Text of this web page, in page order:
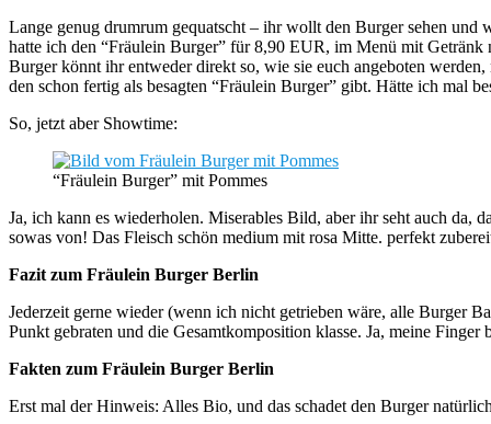
Lange genug drumrum gequatscht – ihr wollt den Burger sehen
hatte ich den “Fräulein Burger” für 8,90 EUR, im Menü mit Getränk
Burger könnt ihr entweder direkt so, wie sie euch angeboten
den schon fertig als besagten “Fräulein Burger” gibt. Hätte ich mal
So, jetzt aber Showtime:
“Fräulein Burger” mit Pommes
Ja, ich kann es wiederholen. Miserables Bild, aber ihr seht auch da,
sowas von! Das Fleisch schön medium mit rosa Mitte. perfekt
Fazit zum Fräulein Burger Berlin
Jederzeit gerne wieder (wenn ich nicht getrieben wäre, alle Burger
Punkt gebraten und die Gesamtkomposition klasse. Ja, meine
Fakten zum Fräulein Burger Berlin
Erst mal der Hinweis: Alles Bio, und das schadet den Burger